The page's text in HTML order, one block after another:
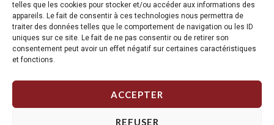
telles que les cookies pour stocker et/ou accéder aux informations des
appareils. Le fait de consentir à ces technologies nous permettra de
traiter des données telles que le comportement de navigation ou les ID
uniques sur ce site. Le fait de ne pas consentir ou de retirer son
consentement peut avoir un effet négatif sur certaines caractéristiques
et fonctions.
ACCEPTER
REFUSER
La RC n'est pas notre seule passion, venez visiter notre shop
de motos